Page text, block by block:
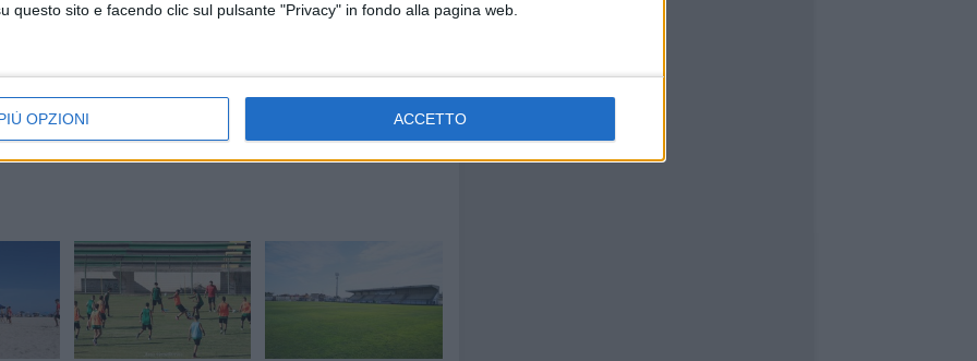
questo sito e facendo clic sul pulsante "Privacy" in fondo alla pagina web.
OPZIONI ACCETTO